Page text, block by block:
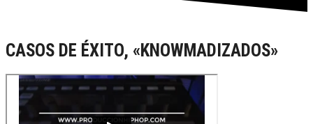
CASOS DE ÉXITO, «KNOWMADIZADOS»